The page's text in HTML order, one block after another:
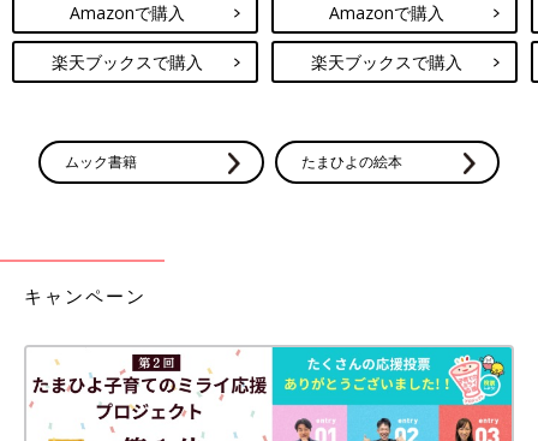
Amazonで購入
楽天ブックスで購入
Amazonで購入
楽天ブックスで購入
ムック書籍 たまひよの絵本
キャンペーン